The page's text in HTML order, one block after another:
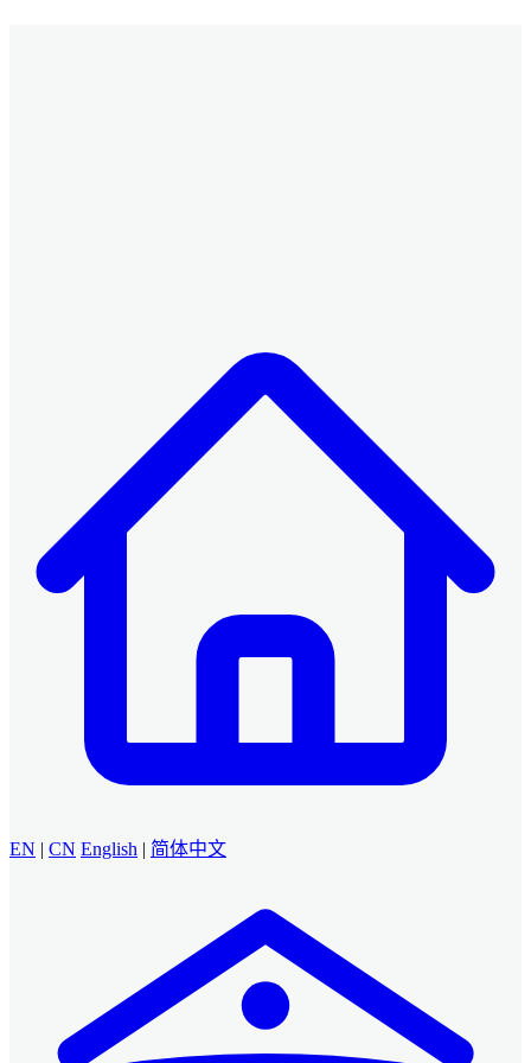
EN | CN English | 简体中文